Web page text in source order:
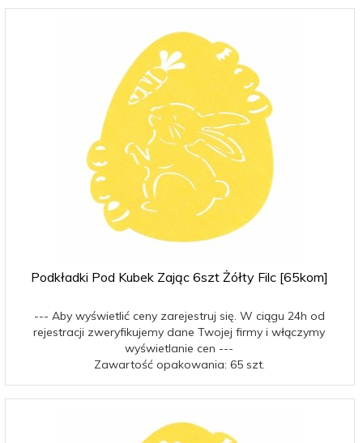
Podkładki Pod Kubek Zając 6szt Żółty Filc [65kom]
--- Aby wyświetlić ceny zarejestruj się. W ciągu 24h od
rejestracji zweryfikujemy dane Twojej firmy i włączymy
wyświetlanie cen ---
Zawartość opakowania: 65 szt.